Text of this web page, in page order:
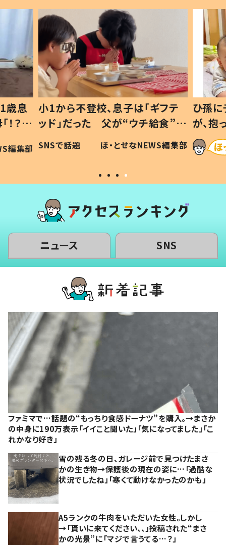
歳息
？」
編集部
小1から不登校、息子は「ギフテ
ッド」だった 父が“ウチ給食”を
作り続ける理由とは #令和の親
#令和の子
SNSで話題 ほ・とせなNEWS編集部
ひ孫
が、
「涙が
い」
ニュース SNS
ファミマで…話題の“もっちり食感ドーナツ”を購入。→まさか
の中身に190万表示「イイこと聞いた」「気になってました」「こ
れかなり好き」
雪の残る冬の日、ガレージ前で見つけたまさ
かの生き物→保護後の現在の姿に…「過酷な
状況でしたね」「寒くて動けなかったのかも」
A5ランクの牛肉をいただいた女性。しかし
→「貰いに来てください、、」投稿された“まさ
かの光景”に「マジで言うてる…？」